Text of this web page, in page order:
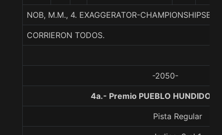
NOB, M.M., 4. EXAGGERATOR-
CORRIERON TODOS.
-2050-
4a.- Premio PUEBLO HUNDIDO,
Pista Regular